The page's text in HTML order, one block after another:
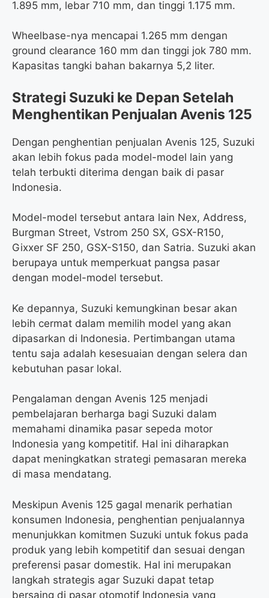
1.895 mm, lebar 710 mm, dan tinggi 1.175 mm.
Wheelbase-nya mencapai 1.265 mm dengan
ground clearance 160 mm dan tinggi jok 780 mm.
Kapasitas tangki bahan bakarnya 5,2 liter.
Strategi Suzuki ke Depan Setelah
Menghentikan Penjualan Avenis 125
Dengan penghentian penjualan Avenis 125, Suzuki
akan lebih fokus pada model-model lain yang
telah terbukti diterima dengan baik di pasar
Indonesia.
Model-model tersebut antara lain Nex, Address,
Burgman Street, Vstrom 250 SX, GSX-R150,
Gixxer SF 250, GSX-S150, dan Satria. Suzuki akan
berupaya untuk memperkuat pangsa pasar
dengan model-model tersebut.
Ke depannya, Suzuki kemungkinan besar akan
lebih cermat dalam memilih model yang akan
dipasarkan di Indonesia. Pertimbangan utama
tentu saja adalah kesesuaian dengan selera dan
kebutuhan pasar lokal.
Pengalaman dengan Avenis 125 menjadi
pembelajaran berharga bagi Suzuki dalam
memahami dinamika pasar sepeda motor
Indonesia yang kompetitif. Hal ini diharapkan
dapat meningkatkan strategi pemasaran mereka
di masa mendatang.
Meskipun Avenis 125 gagal menarik perhatian
konsumen Indonesia, penghentian penjualannya
menunjukkan komitmen Suzuki untuk fokus pada
produk yang lebih kompetitif dan sesuai dengan
preferensi pasar domestik. Hal ini merupakan
langkah strategis agar Suzuki dapat tetap
bersaing di pasar otomotif Indonesia yang